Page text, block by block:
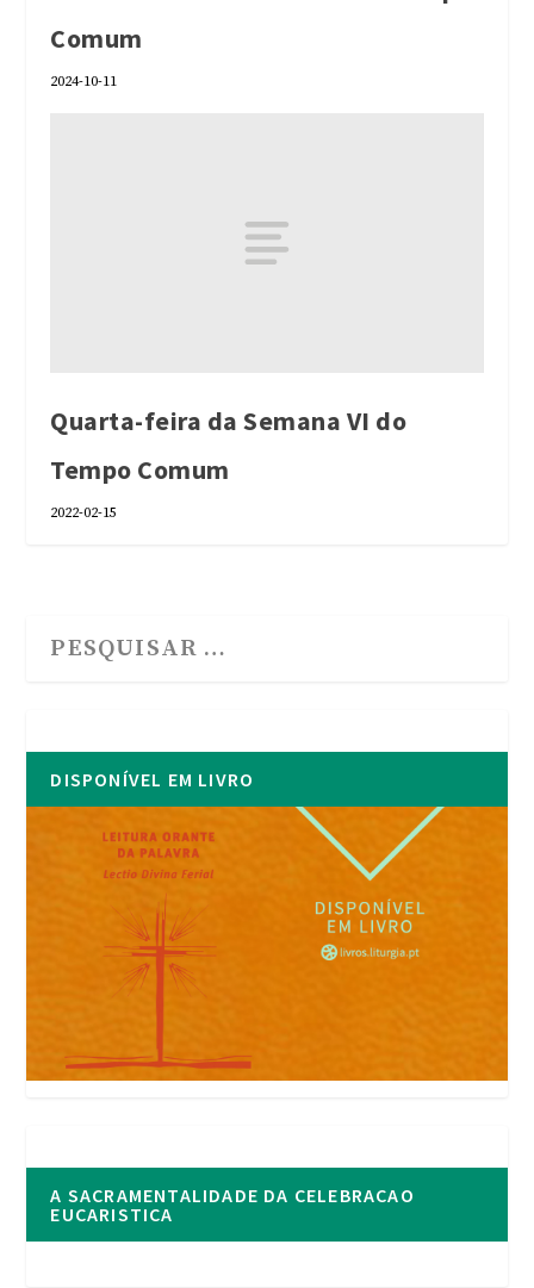
Comum
2024-10-11
Quarta-feira da Semana VI do
Tempo Comum
2022-02-15
DISPONÍVEL EM LIVRO
A SACRAMENTALIDADE DA CELEBRACAO
EUCARISTICA